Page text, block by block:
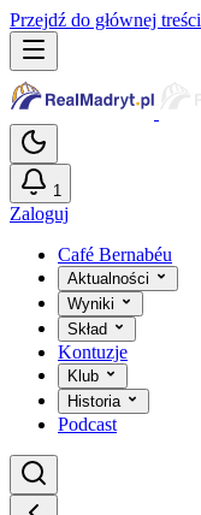
Przejdź do głównej treści
1
Zaloguj
Café Bernabéu
Aktualności
Wyniki
Skład
Kontuzje
Klub
Historia
Podcast